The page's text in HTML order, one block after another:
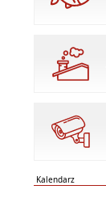
Kalendarz